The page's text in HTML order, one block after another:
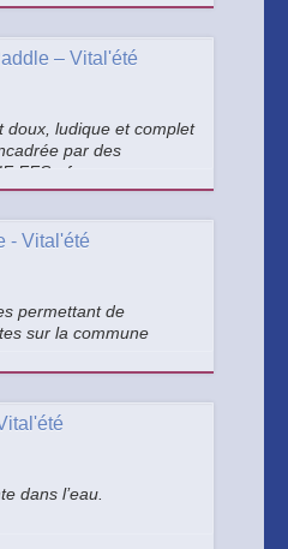
– Vital'été
doux, ludique et complet
par des
FFSurf.
- Vital'été
permettant de
sur la commune
dans l’eau.